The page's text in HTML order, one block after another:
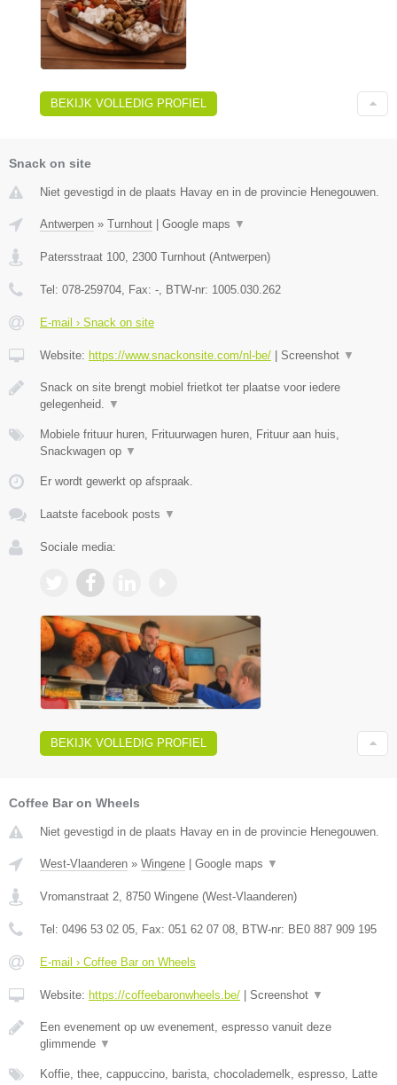
BEKIJK VOLLEDIG PROFIEL
Snack on site
Niet gevestigd in de plaats Havay en in de provincie Henegouwen.
Antwerpen » Turnhout | Google maps ▼
Patersstraat 100 2300 Turnhout (Antwerpen)
Tel: 078-259704 , Fax: - , BTW-nr: 1005.030.262
E-mail › Snack on site
Website: https://www.snackonsite.com/nl-be/ | Screenshot ▼
Snack on site brengt mobiel frietkot ter plaatse voor iedere
gelegenheid.
▼
Mobiele frituur huren, Frituurwagen huren, Frituur aan huis,
Snackwagen op ▼
Er wordt gewerkt op afspraak.
Laatste facebook posts ▼
Sociale media:
BEKIJK VOLLEDIG PROFIEL
Coffee Bar on Wheels
Niet gevestigd in de plaats Havay en in de provincie Henegouwen.
West-Vlaanderen » Wingene | Google maps ▼
Vromanstraat 2 8750 Wingene (West-Vlaanderen)
Tel: 0496 53 02 05 , Fax: 051 62 07 08 , BTW-nr: BE0 887 909 195
E-mail › Coffee Bar on Wheels
Website: https://coffeebaronwheels.be/ | Screenshot ▼
Een evenement op uw evenement, espresso vanuit deze
glimmende ▼
Koffie, thee, cappuccino, barista, chocolademelk, espresso, Latte